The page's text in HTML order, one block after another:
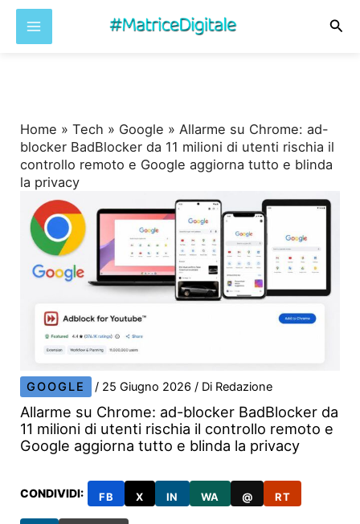
Home »Tech » Google »Allarme su Chrome: ad-
blocker BadBlocker da 11 milioni di utenti rischia il
controllo remoto e Google aggiorna tutto e blinda
la privacy
GOOGLE / 25 Giugno 2026/ Di Redazione
Allarme su Chrome: ad-blocker BadBlocker da
11 milioni di utenti rischia il controllo remoto e
Google aggiorna tutto e blinda la privacy
CONDIVIDI: FB X IN WA @ RT